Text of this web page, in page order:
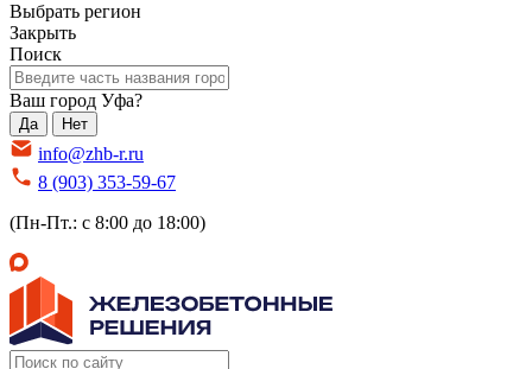
Выбрать регион
Закрыть
Поиск
Ваш город Уфа?
Да Нет
info@zhb-r.ru
8 (903) 353-59-67
(Пн-Пт.: с 8:00 до 18:00)